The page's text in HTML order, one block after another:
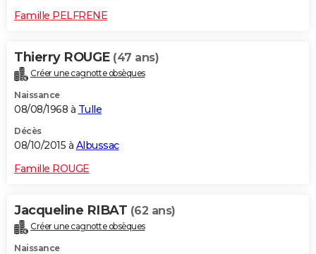
Famille PELFRENE
Thierry ROUGE (47 ans)
Créer une cagnotte obsèques
Naissance
08/08/1968 à Tulle
Décès
08/10/2015 à Albussac
Famille ROUGE
Jacqueline RIBAT (62 ans)
Créer une cagnotte obsèques
Naissance